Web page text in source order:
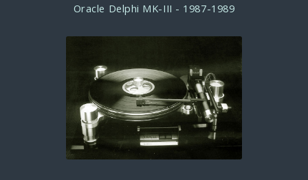
Oracle Delphi MK-III - 1987-1989